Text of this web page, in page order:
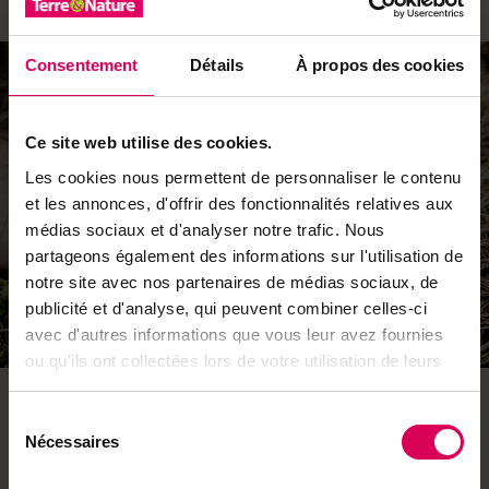
Consentement Détails À propos des cookies
Ce site web utilise des cookies.
Les cookies nous permettent de personnaliser le contenu
et les annonces, d'offrir des fonctionnalités relatives aux
médias sociaux et d'analyser notre trafic. Nous
partageons également des informations sur l'utilisation de
notre site avec nos partenaires de médias sociaux, de
publicité et d'analyse, qui peuvent combiner celles-ci
avec d'autres informations que vous leur avez fournies
ou qu'ils ont collectées lors de votre utilisation de leurs
services.
Nécessaires
2
Repousser avec des cheveux
Vous pouvez en disperser au pied de vos plantes
sensibles. Leur odeur rappelle aux animaux la présence